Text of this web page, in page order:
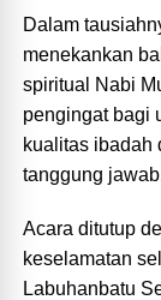
Dalam
menekankan
spiritual Nabi
pengingat bagi
kualitas ibadah
tanggung
Acara ditutup
keselamatan
Labuhanbatu